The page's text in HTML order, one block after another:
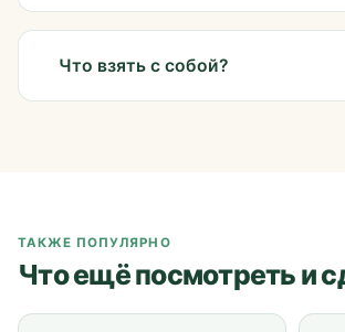
Что взять с собой?
ТАКЖЕ ПОПУЛЯРНО
Что ещё посмотреть и